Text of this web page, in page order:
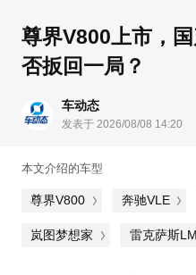
尊界V800上市，
否扳回一局？
车动态
发表于 2026/08/08 14:20
本文介绍的车型
尊界V800 奔驰VLE
岚图梦想家 雷克萨斯LM